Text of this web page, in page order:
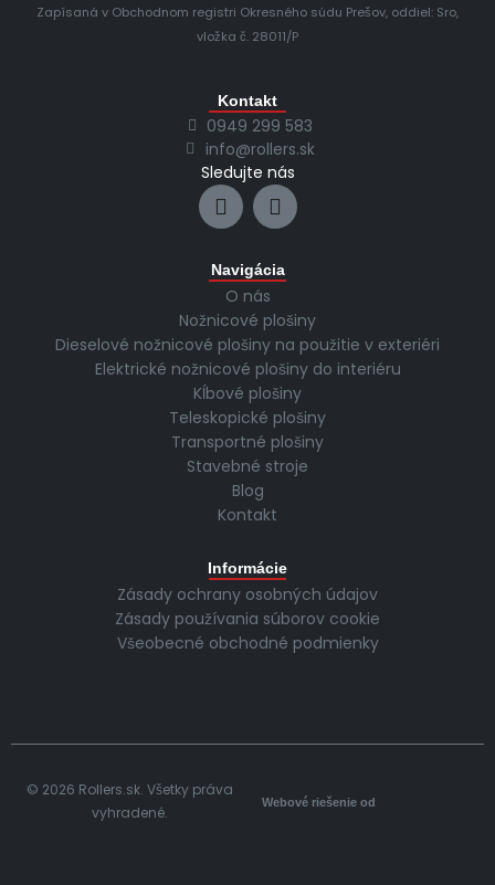
Zapísaná v Obchodnom registri Okresného súdu Prešov, oddiel: Sro,
vložka č. 28011/P
Kontakt
0949 299 583
info@rollers.sk
Sledujte nás
Navigácia
O nás
Nožnicové plošiny
Dieselové nožnicové plošiny na použitie v exteriéri
Elektrické nožnicové plošiny do interiéru
Kĺbové plošiny
Teleskopické plošiny
Transportné plošiny
Stavebné stroje
Blog
Kontakt
Informácie
Zásady ochrany osobných údajov
Zásady používania súborov cookie
Všeobecné obchodné podmienky
© 2026 Rollers.sk. Všetky práva
vyhradené.
Webové riešenie od